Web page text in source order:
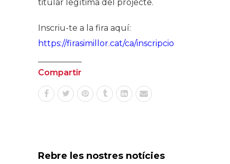
titular legítima del projecte.
Inscriu-te a la fira aquí:
https://firasimillor.cat/ca/inscripcio
Compartir
Rebre les nostres notícies